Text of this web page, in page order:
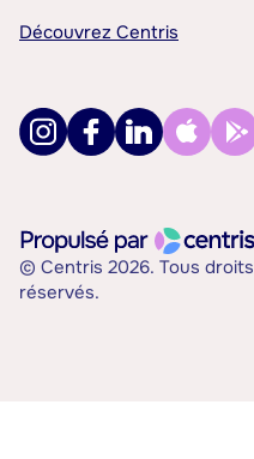
Découvrez Centris
© Centris 2026. Tous droits
réservés.